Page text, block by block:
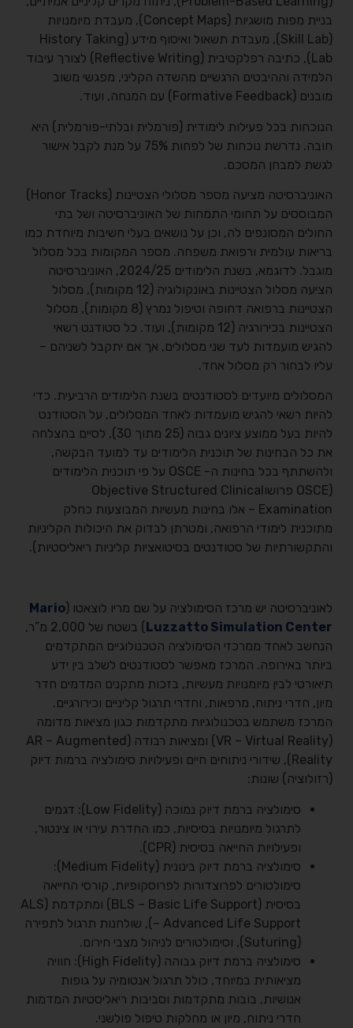
בניית מפות מושגיות (Concept Maps), מעבדת מיומנויות
(Skill Lab), מעבדת תשאול ואיסוף מידע (History Taking
Lab), כתיבה רפלקטיבית (Reflective Writing) לצורך עיבוד
הלמידה וההיבטים הרגשיים מהשדה הקליני, מפגשי משוב
מובנים (Formative Feedback) עם המנחה, ועוד.
הנוכחות בכל פעילות לימודית (פורמלית ובלתי-פורמלית) היא
חובה. נדרשת נוכחות של לפחות 75% על מנת לקבל אישור
לגשת למבחן המסכם.
האוניברסיטה מציעה מספר מסלולי הצטיינות (Honor Tracks)
המבוססים על תחומי התמחות של האוניברסיטה ושל בתי
החולים המסונפים לה, וכן על נושאים בעלי חשיבות מיוחדת כמו
בריאות עולמית ורפואת משפחה. מספר המקומות בכל מסלול
מוגבל. לדוגמא, בשנת הלימודים 2024/25, האוניברסיטה
הציעה מסלול הצטיינות באונקולוגיה (12 מקומות), מסלול
הצטיינות ברפואה דחופה וטיפול נמרץ (8 מקומות), מסלול
הצטיינות בכירורגיה (12 מקומות), ועוד. כל סטודנט רשאי
להגיש מועמדות לעד שני מסלולים, אך אם יתקבל לשניהם –
עליו לבחור רק מסלול אחד.
המסלולים מיועדים לסטודנטים בשנת הלימודים הרביעית. כדי
להיות רשאי להגיש מועמדות לאחד המסלולים, על הסטודנט
להיות בעל ממוצע ציונים גבוה (25 מתוך 30), לסיים בהצלחה
את כל הבחינות של תוכנית הלימודים עד למועד הבקשה,
ולהשתתף בכל בחינות ה- OSCE על פי תוכנית הלימודים
(OSCE פרושוObjective Structured Clinical
Examination – אלו בחינות מעשיות המבוצעות כחלק
מתוכנית לימודי הרפואה, ומטרתן לבדוק את היכולות הקליניות
והתקשורתיות של סטודנטים בסיטואציות קליניות ריאליסטיות).
לאוניברסיטה יש מרכז הסימולציה על שם מריו לוצאטו (Mario
Luzzatto Simulation Center
) בשטח של 2,000 מ”ר,
הנחשב לאחד ממרכזי הסימולציה הטכנולוגיים המתקדמים
ביותר באירופה. המרכז מאפשר לסטודנטים לשלב בין ידע
תיאורטי לבין מיומנויות מעשיות, בזכות מתקנים המדמים חדר
מיון, חדרי ניתוח, מרפאות, וחדרי תרגול קליניים וכירורגיים.
המרכז משתמש בטכנולוגיות מתקדמות כגון מציאות מדומה
(VR – Virtual Reality) ומציאות רבודה (AR – Augmented
Reality), שידורי ניתוחים חיים ופעילויות סימולציה ברמות דיוק
(רזולוציה) שונות:
סימולציה ברמת דיוק נמוכה (Low Fidelity): דגמים
לתרגול מיומנויות בסיסיות, כמו החדרת עירוי או צינטור,
ופעילויות החייאה בסיסית (CPR).
סימולציה ברמת דיוק בינונית (Medium Fidelity):
סימולטורים לפרוצדורות לפרוסקופיות, קורסי החייאה
בסיסית (BLS – Basic Life Support) ומתקדמת (ALS
– Advanced Life Support), שולחנות תרגול לתפירה
(Suturing), וסימולטורים לניהול מצבי חירום.
סימולציה ברמת דיוק גבוהה (High Fidelity): חוויה
מציאותית במיוחד, כולל תרגול אנטומיה על גופות
אנושיות, בובות מתקדמות וסביבות ריאליסטיות המדמות
חדרי ניתוח, מיון או מחלקות טיפול פולשני.